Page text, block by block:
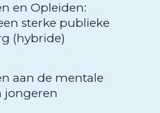
en Opleiden:
sterke publieke
(hybride)
aan de mentale
jongeren